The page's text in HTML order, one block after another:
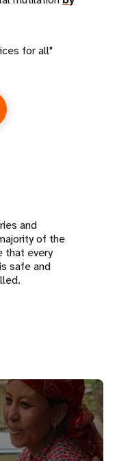
for all"
and
of the
that every
safe and